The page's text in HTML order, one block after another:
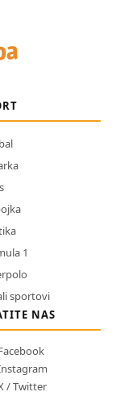
1
sportovi
NAS
/ Twitter